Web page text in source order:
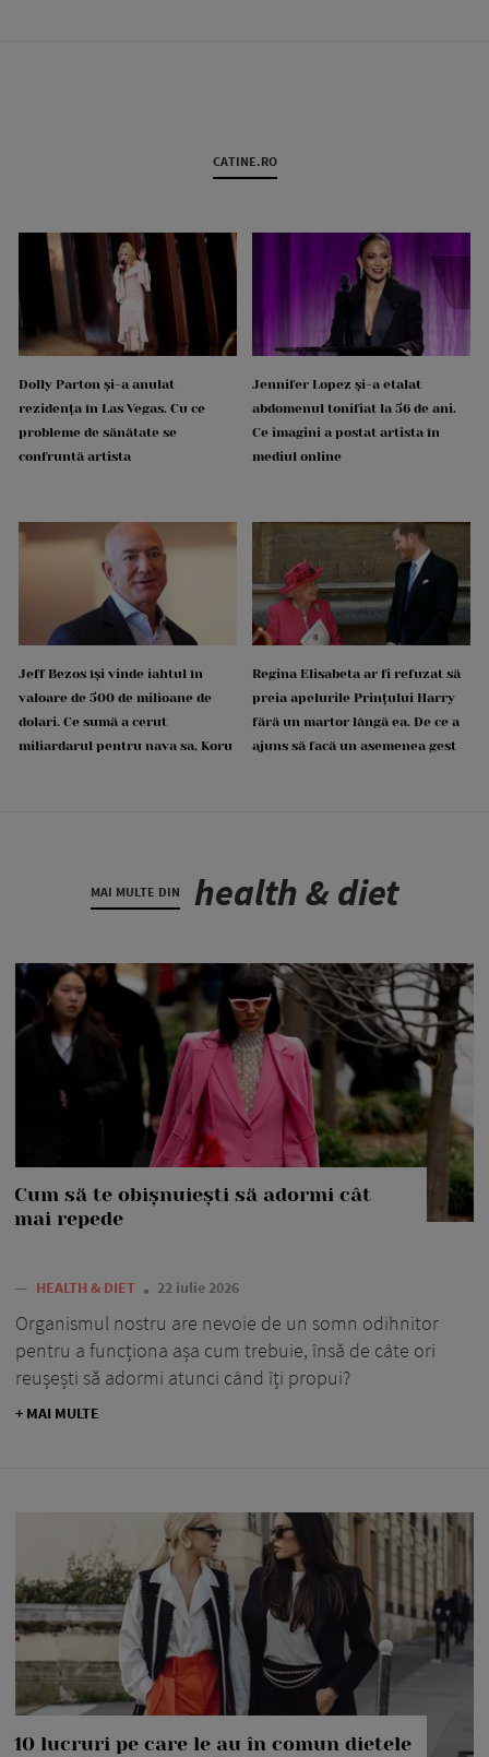
CATINE.RO
Dolly Parton și-a anulat
rezidența în Las Vegas. Cu ce
probleme de sănătate se
confruntă artista
Jennifer Lopez și-a etalat
abdomenul tonifiat la 56 de ani.
Ce imagini a postat artista în
mediul online
Jeff Bezos își vinde iahtul în
valoare de 500 de milioane de
dolari. Ce sumă a cerut
miliardarul pentru nava sa, Koru
Regina Elisabeta ar fi refuzat să
preia apelurile Prințului Harry
fără un martor lângă ea. De ce a
ajuns să facă un asemenea gest
MAI MULTE DIN health & diet
Cum să te obișnuiești să adormi cât
mai repede
— HEALTH & DIET 22 iulie 2026
Organismul nostru are nevoie de un somn odihnitor
pentru a funcționa așa cum trebuie, însă de câte ori
reușești să adormi atunci când îți propui?
+ MAI MULTE
10 lucruri pe care le au în comun dietele